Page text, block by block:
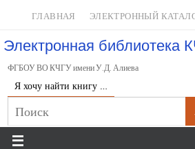
ГЛАВНАЯ ЭЛЕКТРОННЫЙ
Электронная библиотека
ФГБОУ ВО КЧГУ имени У.Д. Алиева
Я хочу найти книгу …